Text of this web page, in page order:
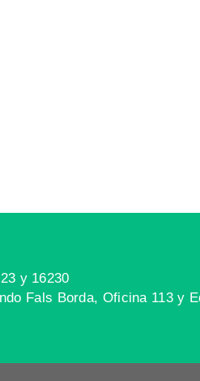
y 16230
Fals Borda, Oficina 113 y